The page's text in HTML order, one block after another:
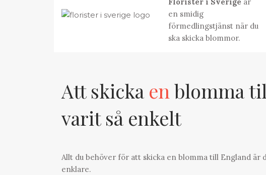
Florister i Sverige är
en smidig
förmedlingstjänst när du
ska skicka blommor.
Att skickaenblomma
varit så enkelt
Allt du behöver för att skicka en blomma till England
enklare.